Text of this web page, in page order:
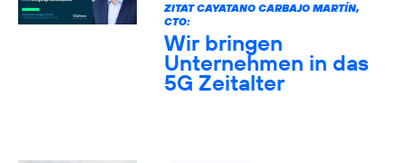
ZITAT CAYATANO CARBAJO MARTÍN,
CTO:
Wir bringen
Unternehmen in das
5G Zeitalter